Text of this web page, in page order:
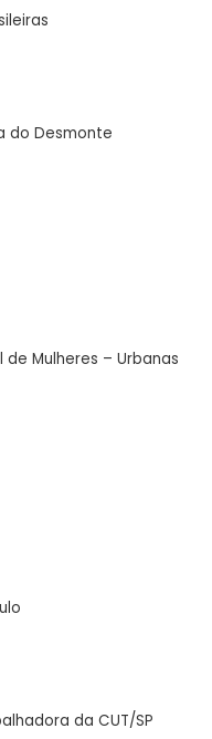
do Desmonte
de Mulheres – Urbanas
da CUT/SP